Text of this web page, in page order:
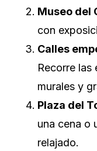
Museo del
con
Calles
Recorre las
murales y
Plaza del
una cena o
relajado.